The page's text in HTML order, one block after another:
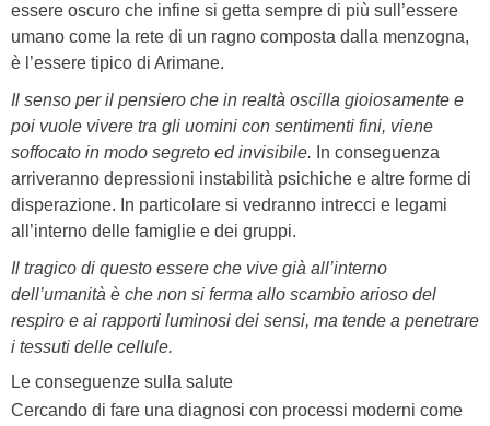
essere oscuro che infine si getta sempre di più sull’essere
umano come la rete di un ragno composta dalla menzogna,
è l’essere tipico di Arimane.
Il senso per il pensiero che in realtà oscilla gioiosamente e
poi vuole vivere tra gli uomini con sentimenti fini, viene
soffocato in modo segreto ed invisibile. In conseguenza
arriveranno depressioni instabilità psichiche e altre forme di
disperazione. In particolare si vedranno intrecci e legami
all’interno delle famiglie e dei gruppi.
Il tragico di questo essere che vive già all’interno
dell’umanità è che non si ferma allo scambio arioso del
respiro e ai rapporti luminosi dei sensi, ma tende a penetrare
i tessuti delle cellule.
Le conseguenze sulla salute
Cercando di fare una diagnosi con processi moderni come